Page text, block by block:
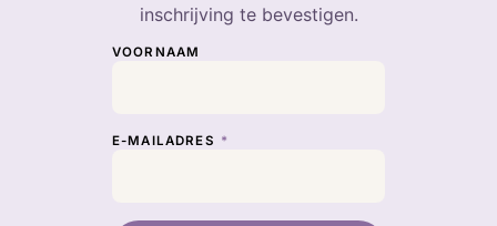
inschrijving te bevestigen.
VOORNAAM
E-MAILADRES *